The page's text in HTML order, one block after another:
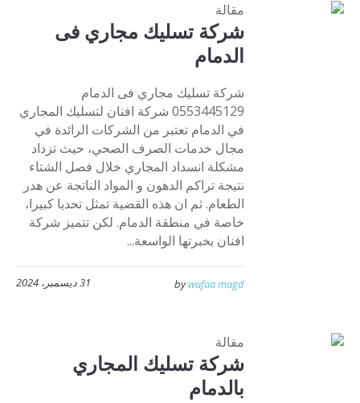
مقالة
شركة تسليك مجاري فى
الدمام
شركة تسليك مجاري فى الدمام
0553445129 شركة افنان لتسليك المجاري
في الدمام تعتبر من الشركات الرائدة في
مجال خدمات الصرف الصحي، حيث تزداد
مشكلة انسداد المجاري خلال فصل الشتاء
نتيجة تراكم الدهون و المواد الناتجة عن هدر
الطعام. ثم ان هذه القضية تمثل تحديا كبيرا،
خاصة في منطقة الدمام. لكن تتميز شركة
افنان بخبرتها الواسعة...
31 ديسمبر، 2024 bywafaa magd
مقالة
شركة تسليك المجاري
بالدمام